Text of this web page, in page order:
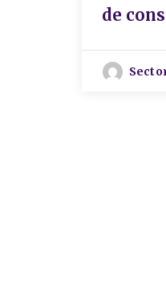
de